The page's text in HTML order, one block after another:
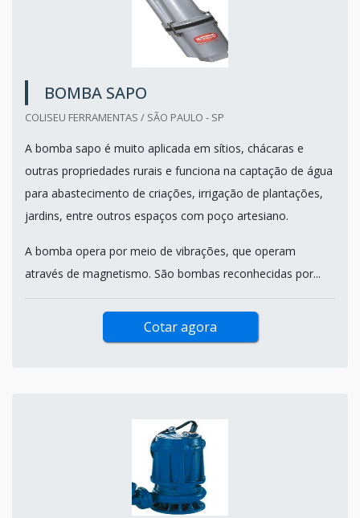
BOMBA SAPO
COLISEU FERRAMENTAS / SÃO PAULO - SP
A bomba sapo é muito aplicada em sítios, chácaras e
outras propriedades rurais e funciona na captação de água
para abastecimento de criações, irrigação de plantações,
jardins, entre outros espaços com poço artesiano.
A bomba opera por meio de vibrações, que operam
através de magnetismo. São bombas reconhecidas por...
Cotar agora